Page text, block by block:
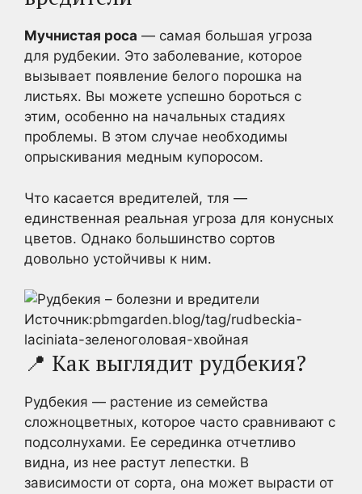
Мучнистая роса — самая большая угроза
для рудбекии. Это заболевание, которое
вызывает появление белого порошка на
листьях. Вы можете успешно бороться с
этим, особенно на начальных стадиях
проблемы. В этом случае необходимы
опрыскивания медным купоросом.
Что касается вредителей, тля —
единственная реальная угроза для конусных
цветов. Однако большинство сортов
довольно устойчивы к ним.
Источник:pbmgarden.blog/tag/rudbeckia-
laciniata-зеленоголовая-хвойная
📍 Как выглядит рудбекия?
Рудбекия — растение из семейства
сложноцветных, которое часто сравнивают с
подсолнухами. Ее серединка отчетливо
видна, из нее растут лепестки. В
зависимости от сорта, она может вырасти от